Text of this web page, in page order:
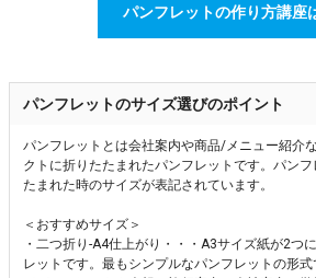
パンフレットの作り方講座
パンフレットのサイズ選びのポイント
パンフレットとは会社案内や商品/メニュー紹介
クトに折りたたまれたパンフレットです。パン
たまれた時のサイズが表記されています。
＜おすすめサイズ＞
・二つ折り-A4仕上がり・・・A3サイズ紙が2つ
レットです。最もシンプルなパンフレットの形